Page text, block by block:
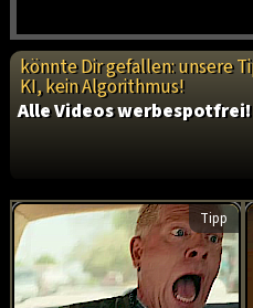
könnte Dir gefallen: unsere
KI, kein Algorithmus!
Alle Videos werbespotfrei!
Tipp